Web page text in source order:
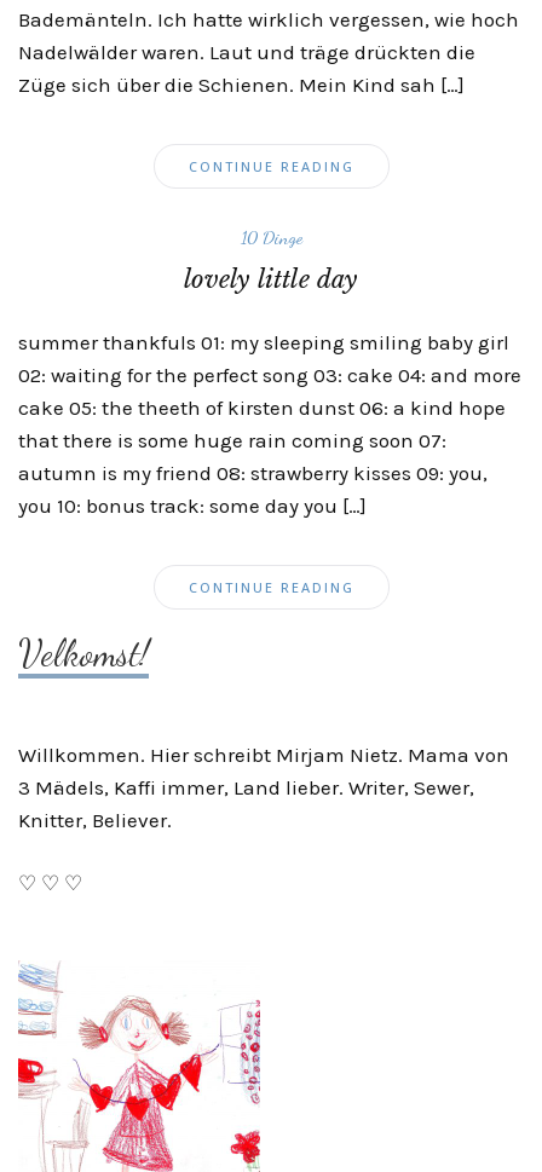
Bademänteln. Ich hatte wirklich vergessen, wie hoch
Nadelwälder waren. Laut und träge drückten die
Züge sich über die Schienen. Mein Kind sah […]
CONTINUE READING
10 Dinge
lovely little day
summer thankfuls 01: my sleeping smiling baby girl
02: waiting for the perfect song 03: cake 04: and more
cake 05: the theeth of kirsten dunst 06: a kind hope
that there is some huge rain coming soon 07:
autumn is my friend 08: strawberry kisses 09: you,
you 10: bonus track: some day you […]
CONTINUE READING
Velkomst!
Willkommen. Hier schreibt Mirjam Nietz. Mama von
3 Mädels, Kaffi immer, Land lieber. Writer, Sewer,
Knitter, Believer.
♡ ♡ ♡